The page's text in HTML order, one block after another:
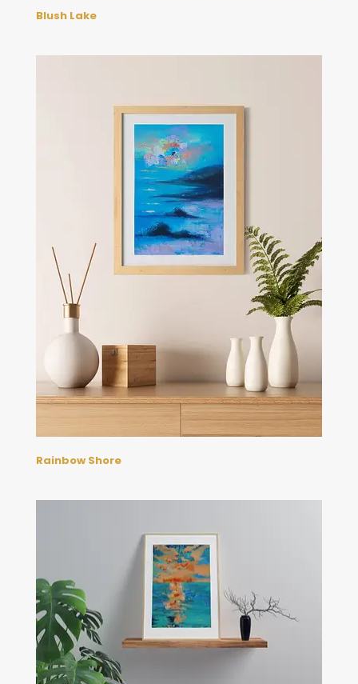
Blush Lake
Rainbow Shore